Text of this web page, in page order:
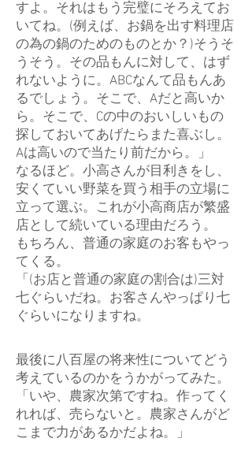
すよ。それはもう完璧にそろえてお
いてね。(例えば、お鍋を出す料理店
の為の鍋のためのものとか？)そうそ
うそう。その品もんに対して、はず
れないように。ABCなんて品もんあ
るでしょう。そこで、Aだと高いか
ら。そこで、Cの中のおいしいもの
探しておいてあげたらまた喜ぶし。
Aは高いので当たり前だから。」
なるほど。小高さんが目利きをし、
安くていい野菜を買う相手の立場に
立って選ぶ。これが小高商店が繁盛
店として続いている理由だろう。
もちろん、普通の家庭のお客もやっ
てくる。
「(お店と普通の家庭の割合は)三対
七ぐらいだね。お客さんやっぱり七
ぐらいになりますね。
最後に八百屋の将来性についてどう
考えているのかをうかがってみた。
「いや、農家次第ですね。作ってく
れれば、売らないと。農家さんがど
こまで力があるかだよね。」